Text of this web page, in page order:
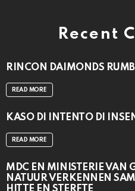
Recent
RINCON DAIMONDS
READ MORE
KASO DI INTENTO DI
READ MORE
MDC EN MINISTERIE VAN
NATUUR VERKENNEN
HITTE EN STERFTE